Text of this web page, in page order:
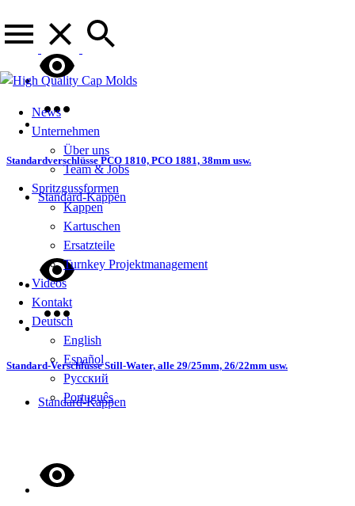
News
Unternehmen
Über uns
Team & Jobs
Spritzgussformen
Kappen
Kartuschen
Ersatzteile
Turnkey Projektmanagement
Videos
Kontakt
Deutsch
English
Español
Русский
Português
Standardverschlüsse PCO 1810, PCO 1881, 38mm usw.
Standard-Kappen
Standard-Verschlüsse Still-Water, alle 29/25mm, 26/22mm usw.
Standard-Kappen